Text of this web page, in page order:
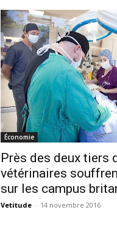
Économie
Près des deux tiers
vétérinaires
sur les campus
Vetitude - 14 novembre 2016